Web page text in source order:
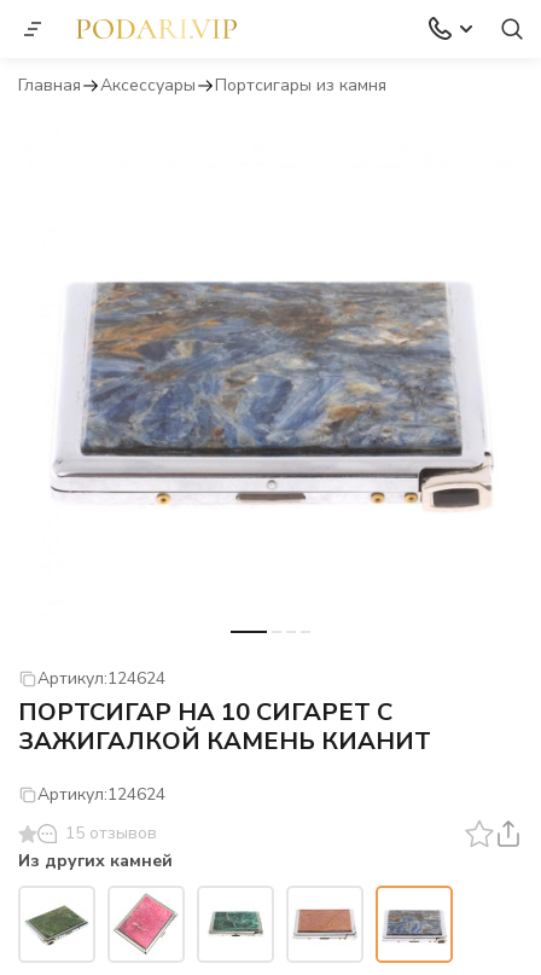
Главная Аксессуары Портсигары из камня
Артикул:124624
ПОРТСИГАР НА 10 СИГАРЕТ С
ЗАЖИГАЛКОЙ КАМЕНЬ КИАНИТ
Артикул:124624
15 отзывов
Из других камней